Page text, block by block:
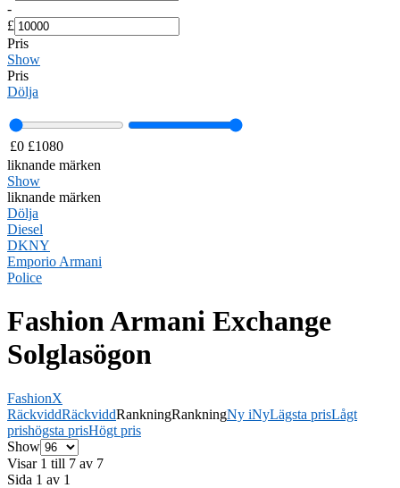
-
£
Pris
Show
Pris
Dölja
£0 £1080
liknande märken
Show
liknande märken
Dölja
Diesel
DKNY
Emporio Armani
Police
Fashion Armani Exchange
Solglasögon
FashionX
RäckviddRäckviddRankningRankningNy iNyLägsta prisLågt
prishögsta prisHögt pris
Show
Visar 1 till 7 av 7
Sida 1 av 1